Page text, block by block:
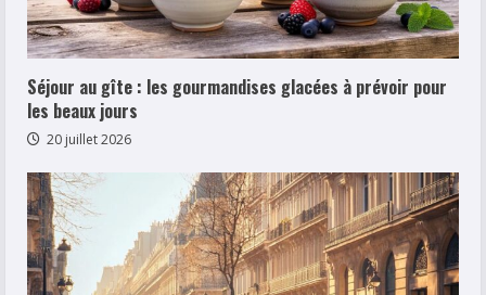
Séjour au gîte : les gourmandises glacées à prévoir pour
les beaux jours
20 juillet 2026